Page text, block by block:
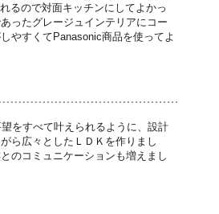
るので対面キッチンにしてよかっ
ったグレージュインテリアにコー
やすくてPanasonic商品を使ってよ
をすべて叶えられるように、設計
ら広々としたＬＤＫを作りまし
のコミュニケーションも増えまし